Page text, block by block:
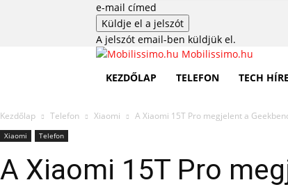
e-mail címed
A jelszót email-ben küldjük el.
Mobilissimo.hu
KEZDŐLAP
TELEFON TECH
Kezdőlap Telefon Xiaomi A Xiaomi 15T Pro megjelent a
Xiaomi Telefon
A Xiaomi 15T Pro